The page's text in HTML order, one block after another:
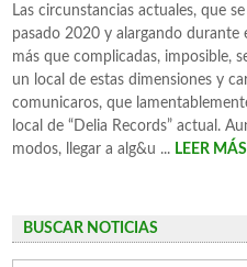
Las circunstancias actuales, que
pasado 2020 y alargando durante
más que complicadas, imposible,
un local de estas dimensiones y
comunicaros, que
local de “Delia Records” actual.
modos, llegar a alg&u ... LEER MÁS
BUSCAR NOTICIAS